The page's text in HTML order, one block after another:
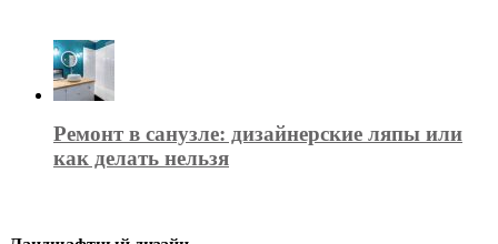
Ремонт в санузле: дизайнерские ляпы или
как делать нельзя